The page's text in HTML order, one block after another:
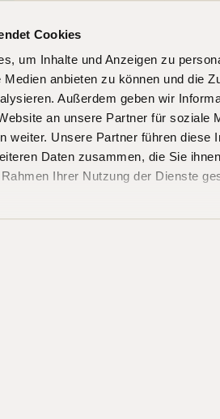
Cookies
um Inhalte und Anzeigen zu
anbieten zu können und die
Außerdem geben wir
an unsere Partner für soziale
weiter. Unsere Partner führen diese
Daten zusammen, die Sie
Ihrer Nutzung der Dienste
More news
leaders.